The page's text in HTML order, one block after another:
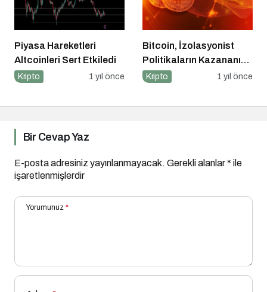
Piyasa Hareketleri
Altcoinleri Sert Etkiledi
Kripto 1 yıl önce
Bitcoin, İzolasyonist
Politikaların Kazananı
Olabilir
Kripto 1 yıl önce
Bir Cevap Yaz
E-posta adresiniz yayınlanmayacak. Gerekli alanlar* ile
işaretlenmişlerdir
Yorumunuz *